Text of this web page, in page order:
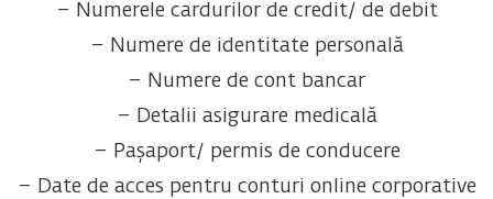
– Numerele cardurilor de credit/ de debit
– Numere de identitate personală
– Numere de cont bancar
– Detalii asigurare medicală
– Pașaport/ permis de conducere
– Date de acces pentru conturi online corporative